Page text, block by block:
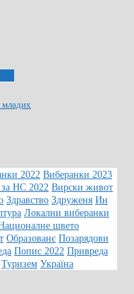
младих
2022 Виберанки 2023
НС 2022 Вирски живот
Здравство Здруженя Ин
Локални виберанки
швето
Образованє Позарядови
Попис 2022 Привреда
Туризем Україна